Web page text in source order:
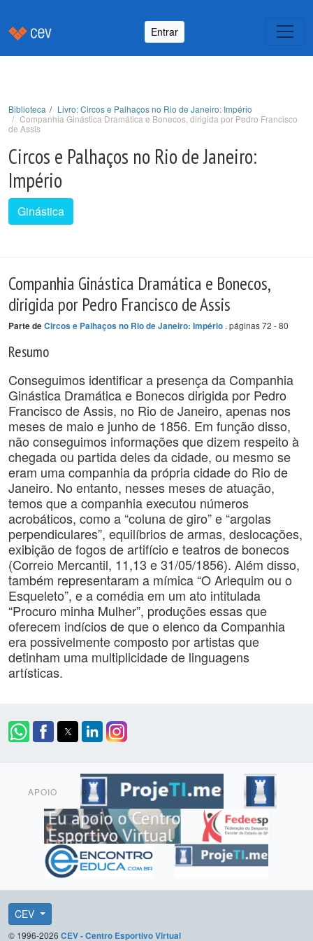
Entrar
Biblioteca
Livro: Circos e Palhaços no Rio de Janeiro: Império
Companhia Ginástica Dramática e Bonecos, dirigida por Pedro Francisco
de Assis
Circos e Palhaços no Rio de Janeiro:
Império
Ginástica
Companhia Ginástica Dramática e Bonecos,
dirigida por Pedro Francisco de Assis
Parte deCircos e Palhaços no Rio de Janeiro: Império . páginas 72 - 80
Resumo
Conseguimos identificar a presença da Companhia
Ginástica Dramática e Bonecos dirigida por Pedro
Francisco de Assis, no Rio de Janeiro, apenas nos
meses de maio e junho de 1856. Em função disso,
não conseguimos informações que dizem respeito à
chegada ou partida deles da cidade, ou mesmo se
eram uma companhia da própria cidade do Rio de
Janeiro. No entanto, nesses meses de atuação,
temos que a companhia executou números
acrobáticos, como a “coluna de giro” e “argolas
perpendiculares”, equilíbrios de armas, deslocações,
exibição de fogos de artifício e teatros de bonecos
(Correio Mercantil, 11,13 e 31/05/1856). Além disso,
também representaram a mímica “O Arlequim ou o
Esqueleto”, e a comédia em um ato intitulada
“Procuro minha Mulher”, produções essas que
oferecem indícios de que o elenco da Companhia
era possivelmente composto por artistas que
detinham uma multiplicidade de linguagens
artísticas.
APOIO
CEV
© 1996-2026 CEV - Centro Esportivo Virtual